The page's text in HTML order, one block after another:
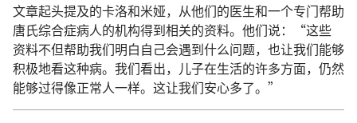
文章起头提及的卡洛和米娅， 从他们的医生和一个专门帮助
唐氏综合症病人的机构得到相关的资料。 他们说：“这些
资料不但帮助我们明白自己会遇到什么问题， 也让我们能够
积极地看这种病。 我们看出， 儿子在生活的许多方面， 仍然
能够过得像正常人一样。 这让我们安心多了。”